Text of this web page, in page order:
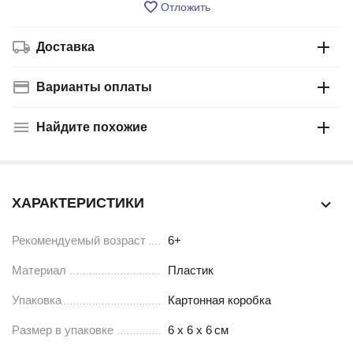
Отложить
Доставка
Варианты оплаты
Найдите похожие
ХАРАКТЕРИСТИКИ
Рекомендуемый возраст 6+
Материал Пластик
Упаковка Картонная коробка
Размер в упаковке 6 х 6 х 6см